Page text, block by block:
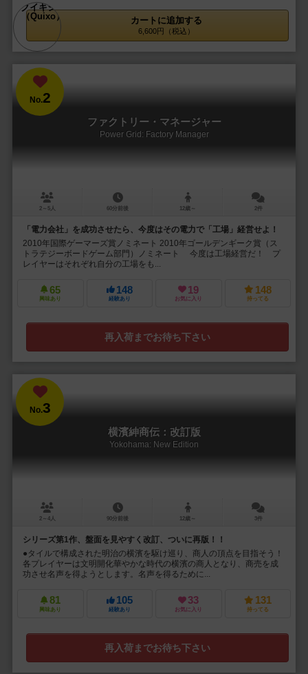
カートに追加する
6,600円（税込）
No.2
ファクトリー・マネージャー
Power Grid: Factory Manager
2～5人 60分前後 12歳～ 2件
「電力会社」を成功させたら、今度はその電力で「工場」経営せよ！
2010年国際ゲーマーズ賞ノミネート 2010年ゴールデンギーク賞（ス
トラテジーボードゲーム部門）ノミネート 今度は工場経営だ！ プ
レイヤーはそれぞれ自分の工場をも...
65
興味あり
148
経験あり
19
お気に入り
148
持ってる
再入荷までお待ち下さい
No.3
横濱紳商伝：改訂版
Yokohama: New Edition
2～4人 90分前後 12歳～ 3件
シリーズ第1作、盤面を見やすく改訂、ついに再版！！
●タイルで構成された明治の横濱を駆け巡り、商人の頂点を目指そう！
各プレイヤーは文明開化華やかな時代の横濱の商人となり、商売を成
功させ名声を得ようとします。名声を得るために...
81
興味あり
105
経験あり
33
お気に入り
131
持ってる
再入荷までお待ち下さい